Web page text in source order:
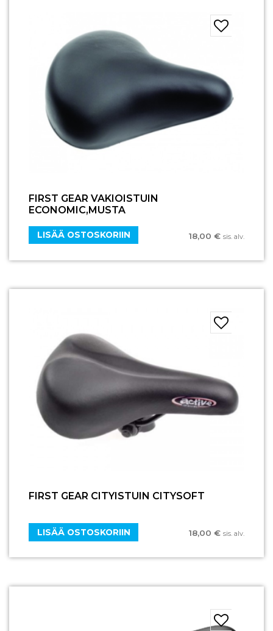
FIRST GEAR VAKIOISTUIN
ECONOMIC,MUSTA
18,00 € sis. alv.
LISÄÄ OSTOSKORIIN
FIRST GEAR CITYISTUIN CITYSOFT
18,00 € sis. alv.
LISÄÄ OSTOSKORIIN